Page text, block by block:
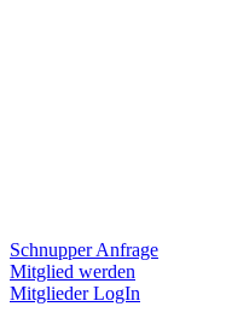
Schnupper Anfrage
Mitglied werden
Mitglieder LogIn